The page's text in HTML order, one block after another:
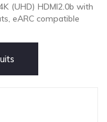
(UHD) HDMI2.0b with
eARC compatible